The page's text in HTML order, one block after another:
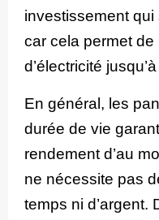
investissement
car cela permet de
d’électricité
En général, les
durée de vie
rendement d’au
ne nécessite pas
temps ni d’argent.